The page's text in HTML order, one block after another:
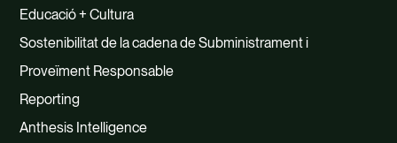
Educació + Cultura
Sostenibilitat de la cadena de Subministrament i
Proveïment Responsable
Reporting
Anthesis Intelligence